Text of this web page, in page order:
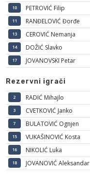
10 PETROVIĆ Filip
11 RANĐELOVIĆ Đorđe
13 CEROVIĆ Nemanja
14 DOŽIĆ Slavko
17 JOVANOVSKI Petar
Rezervni igrači
2 RADIĆ Mihajlo
3 CVETKOVIĆ Janko
7 BULATOVIĆ Ognjen
15 VUKAŠINOVIĆ Kosta
16 NIKOLIĆ Luka
18 JOVANOVIĆ Aleksandar